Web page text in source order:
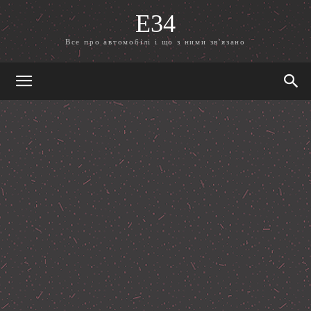
E34
Все про автомобілі і що з ними зв'язано